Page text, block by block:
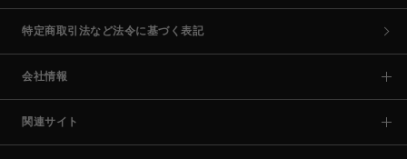
特定商取引法など法令に基づく表記
会社情報
関連サイト